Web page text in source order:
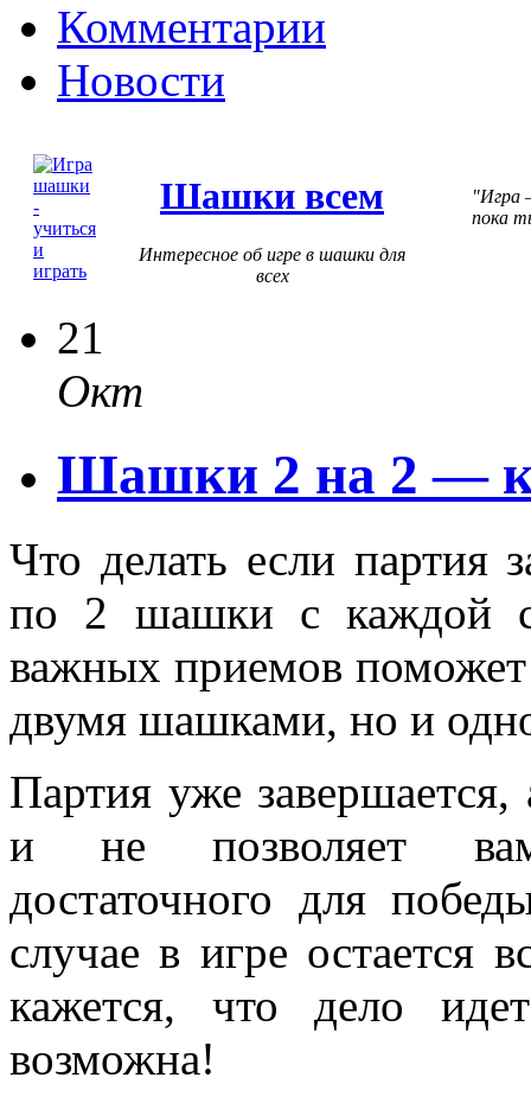
Комментарии
Новости
Шашки всем
Интересное об игре в шашки для
всех
Игра
пока
21
Окт
Шашки 2 на 2 —
Что делать если партия
по 2 шашки с каждой
важных приемов поможет
двумя шашками, но и
Партия уже
и не позволяет вам
достаточного для
случае в игре
кажется, что дело
возможна!